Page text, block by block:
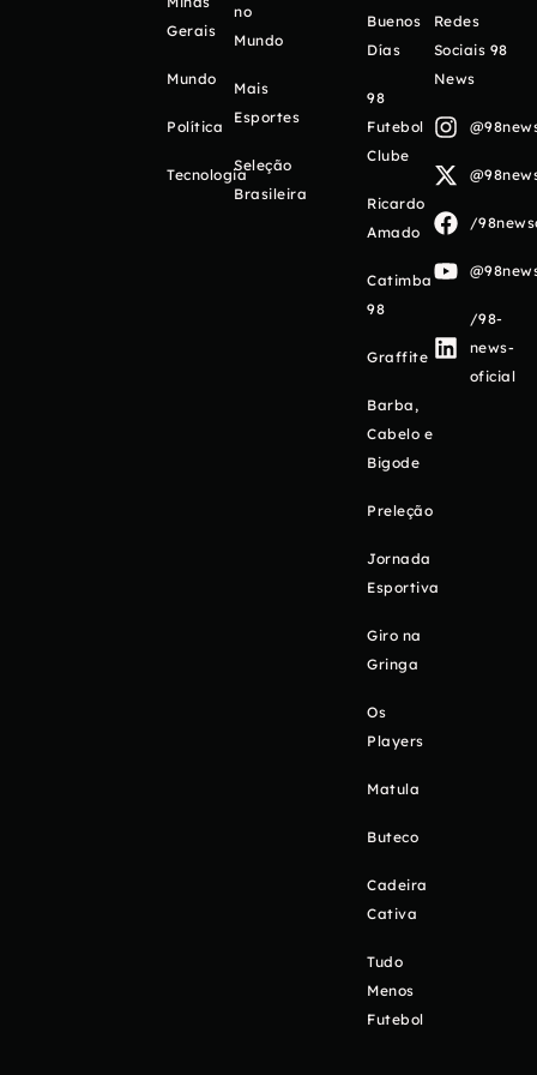
Gerais
Mundo
Política
Tecnologia
no
Mundo
Mais
Esportes
Seleção
Brasileira
Buenos
Días
98
Futebol
Clube
Ricardo
Amado
Catimba
98
Graffite
Barba,
Cabelo e
Bigode
Preleção
Jornada
Esportiva
Giro na
Gringa
Os
Players
Matula
Buteco
Cadeira
Cativa
Tudo
Menos
Futebol
Redes
Sociais 98
News
/
/98-
news-
oficial